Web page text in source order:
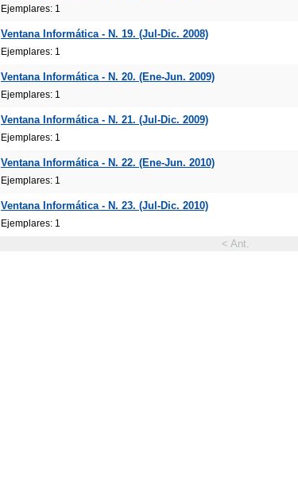
Ejemplares: 1
Ventana Informática - N. 19. (Jul-Dic. 2008)
Ejemplares: 1
Ventana Informática - N. 20. (Ene-Jun. 2009)
Ejemplares: 1
Ventana Informática - N. 21. (Jul-Dic. 2009)
Ejemplares: 1
Ventana Informática - N. 22. (Ene-Jun. 2010)
Ejemplares: 1
Ventana Informática - N. 23. (Jul-Dic. 2010)
Ejemplares: 1
< Ant.